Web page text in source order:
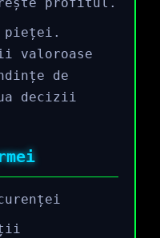
profitul.
pieței.
valoroase
de
decizii